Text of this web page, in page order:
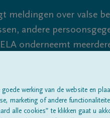
meldingen over valse
andere
onderneemt
waakzaam.
Over ons
werking van de website en
marketing of andere
alle cookies” te klikken gaat u